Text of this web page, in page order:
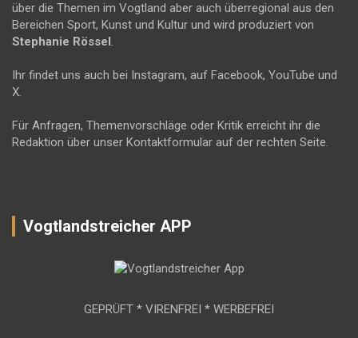
über die Themen im Vogtland aber auch überregional aus den
Bereichen Sport, Kunst und Kultur und wird produziert von
Stephanie Rössel .
Ihr findet uns auch bei Instagram, auf Facebook, YouTube und
X.
Für Anfragen, Themenvorschläge oder Kritik erreicht ihr die
Redaktion über unser Kontaktformular auf der rechten Seite.
Vogtlandstreicher APP
GEPRÜFT * VIRENFREI * WERBEFREI